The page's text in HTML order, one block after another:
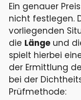
Ein genauer
nicht festlegen.
vorliegenden
die Länge und
spielt hierbei
der Ermittlung
bei der
Prüfmethode: